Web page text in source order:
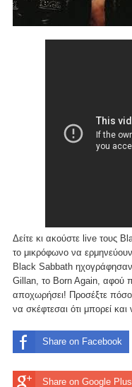
Δείτε κι ακούστε live τους
το μικρόφωνο να
Black Sabbath
Gillan, το Born Again, αφού
αποχωρήσει! Προσέξτε
να σκέφτεσαι ότι μπορεί
Share on Facebook
Share on Google Plus